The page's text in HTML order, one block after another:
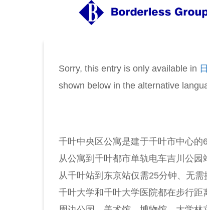
Sorry, this entry is only available in
shown below in the alternative
千叶中央区公寓是建于千叶市中心的
从公寓到千叶都市单轨电车吉川公园
从千叶站到东京站仅需25分钟、无
千叶大学和千叶大学医院都在步行距